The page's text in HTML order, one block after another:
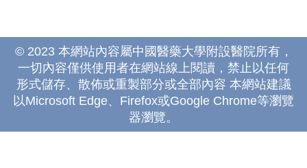
© 2023 本網站內容屬中國醫藥大學附設醫院所有，
一切內容僅供使用者在網站線上閱讀，禁止以任何
形式儲存、散佈或重製部分或全部內容 本網站建議
以Microsoft Edge、Firefox或Google Chrome等瀏覽
器瀏覽。